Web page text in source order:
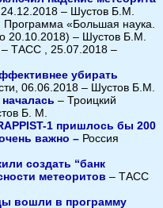
– Шустов Б.М.
«Большая наука.
20.10.2018) – Шустов Б.М.
– ТАСС , 25.07.2018 –
убирать
06.06.2018 – Шустов Б.М.
– Троицкий
Б. М.
1 пришлось бы 200
важно – Россия
создать “банк
метеоритов – ТАСС
вошли в программу